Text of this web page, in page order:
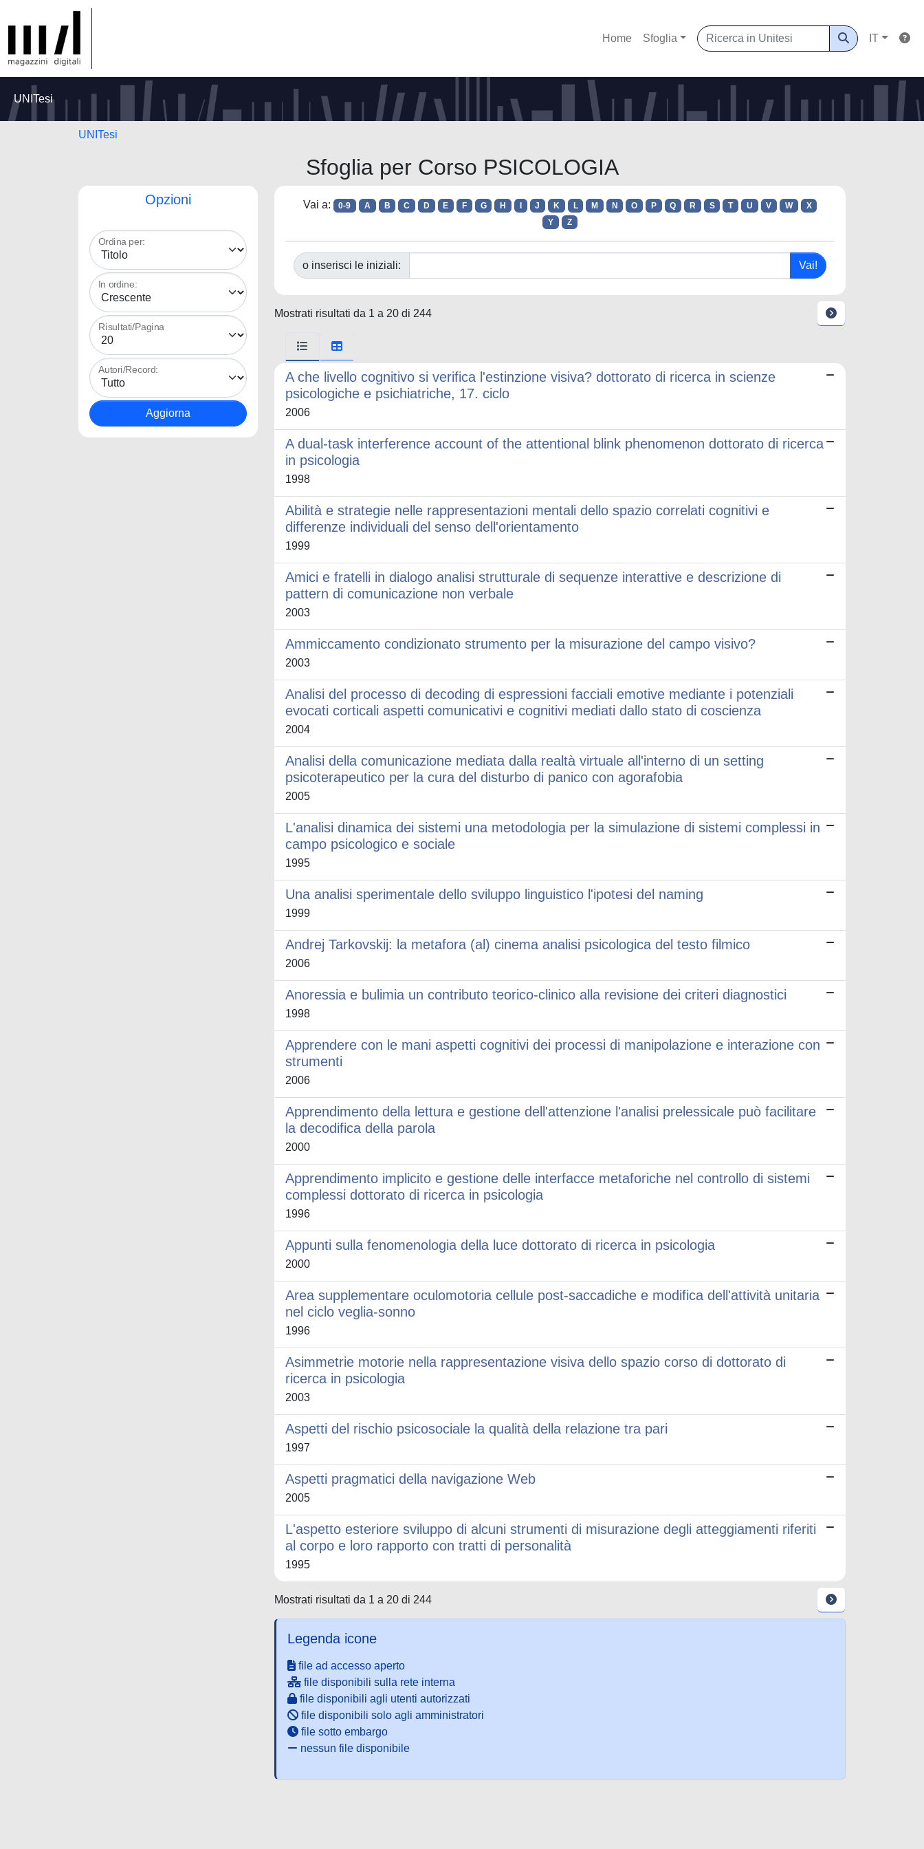
Home Sfoglia IT
UNITesi
UNITesi
Sfoglia per Corso PSICOLOGIA
Opzioni
Ordina per:
In ordine:
Risultati/Pagina
Autori/Record:
Vai a: 0-9 A B C D E F G H J K L M N O P Q R S T U V W
X
Y
Z
o inserisci le iniziali:
Mostrati risultati da 1 a 20 di 244
A che livello cognitivo si verifica l'estinzione visiva? dottorato di ricerca in scienze
psicologiche e psichiatriche, 17. ciclo
2006
A dual-task interference account of the attentional blink phenomenon dottorato di ricerca
in psicologia
1998
Abilità e strategie nelle rappresentazioni mentali dello spazio correlati cognitivi e
differenze individuali del senso dell'orientamento
1999
Amici e fratelli in dialogo analisi strutturale di sequenze interattive e descrizione di
pattern di comunicazione non verbale
2003
Ammiccamento condizionato strumento per la misurazione del campo visivo?
2003
Analisi del processo di decoding di espressioni facciali emotive mediante i potenziali
evocati corticali aspetti comunicativi e cognitivi mediati dallo stato di coscienza
2004
Analisi della comunicazione mediata dalla realtà virtuale all'interno di un setting
psicoterapeutico per la cura del disturbo di panico con agorafobia
2005
L'analisi dinamica dei sistemi una metodologia per la simulazione di sistemi complessi in
campo psicologico e sociale
1995
Una analisi sperimentale dello sviluppo linguistico l'ipotesi del naming
1999
Andrej Tarkovskij: la metafora (al) cinema analisi psicologica del testo filmico
2006
Anoressia e bulimia un contributo teorico-clinico alla revisione dei criteri diagnostici
1998
Apprendere con le mani aspetti cognitivi dei processi di manipolazione e interazione con
strumenti
2006
Apprendimento della lettura e gestione dell'attenzione l'analisi prelessicale può facilitare
la decodifica della parola
2000
Apprendimento implicito e gestione delle interfacce metaforiche nel controllo di sistemi
complessi dottorato di ricerca in psicologia
1996
Appunti sulla fenomenologia della luce dottorato di ricerca in psicologia
2000
Area supplementare oculomotoria cellule post-saccadiche e modifica dell'attività unitaria
nel ciclo veglia-sonno
1996
Asimmetrie motorie nella rappresentazione visiva dello spazio corso di dottorato di
ricerca in psicologia
2003
Aspetti del rischio psicosociale la qualità della relazione tra pari
1997
Aspetti pragmatici della navigazione Web
2005
L'aspetto esteriore sviluppo di alcuni strumenti di misurazione degli atteggiamenti riferiti
al corpo e loro rapporto con tratti di personalità
1995
Mostrati risultati da 1 a 20 di 244
Legenda icone
file ad accesso aperto
file disponibili sulla rete interna
file disponibili agli utenti autorizzati
file disponibili solo agli amministratori
file sotto embargo
nessun file disponibile